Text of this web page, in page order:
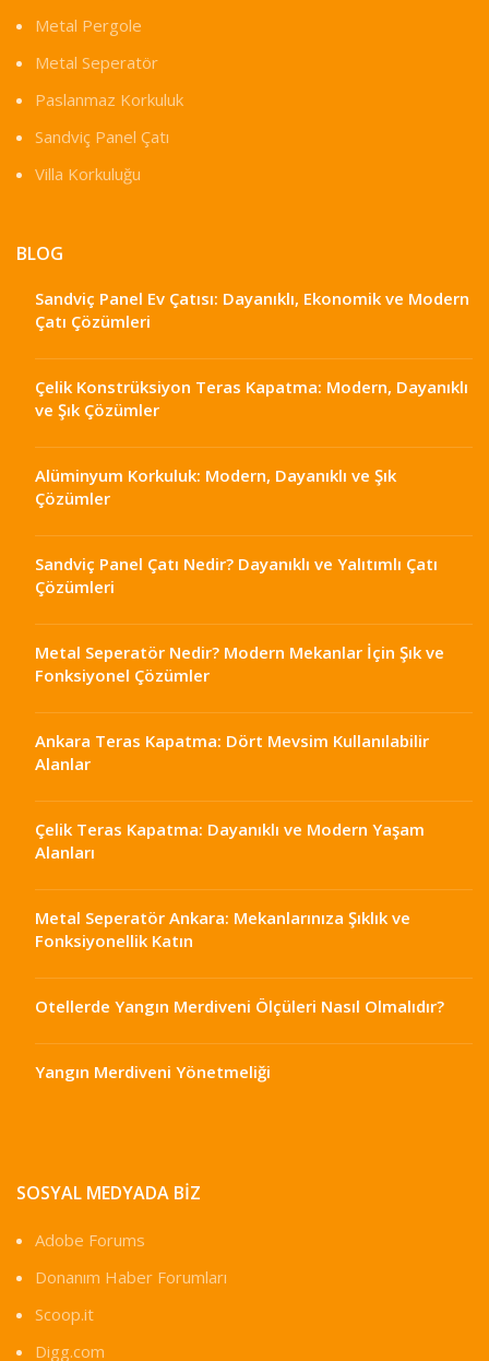
Metal Pergole
Metal Seperatör
Paslanmaz Korkuluk
Sandviç Panel Çatı
Villa Korkuluğu
BLOG
Sandviç Panel Ev Çatısı: Dayanıklı, Ekonomik ve Modern
Çatı Çözümleri
Çelik Konstrüksiyon Teras Kapatma: Modern, Dayanıklı
ve Şık Çözümler
Alüminyum Korkuluk: Modern, Dayanıklı ve Şık
Çözümler
Sandviç Panel Çatı Nedir? Dayanıklı ve Yalıtımlı Çatı
Çözümleri
Metal Seperatör Nedir? Modern Mekanlar İçin Şık ve
Fonksiyonel Çözümler
Ankara Teras Kapatma: Dört Mevsim Kullanılabilir
Alanlar
Çelik Teras Kapatma: Dayanıklı ve Modern Yaşam
Alanları
Metal Seperatör Ankara: Mekanlarınıza Şıklık ve
Fonksiyonellik Katın
Otellerde Yangın Merdiveni Ölçüleri Nasıl Olmalıdır?
Yangın Merdiveni Yönetmeliği
SOSYAL MEDYADA BIZ
Adobe Forums
Donanım Haber Forumları
Scoop.it
Digg.com